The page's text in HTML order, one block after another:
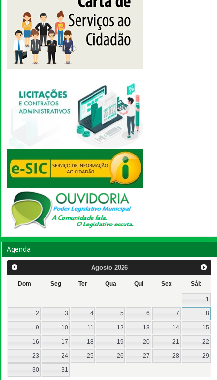
Agenda
Agosto 2026
Dom Seg Ter Qua Qui Sex Sáb
1
2 3 4 5 6 7 8
9 10 11 12 13 14 15
16 17 18 19 20 21 22
23 24 25 26 27 28 29
30 31